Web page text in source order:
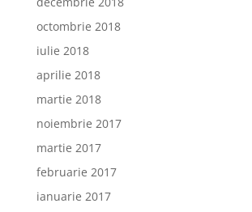
octombrie 2018
iulie 2018
aprilie 2018
martie 2018
noiembrie 2017
martie 2017
februarie 2017
ianuarie 2017